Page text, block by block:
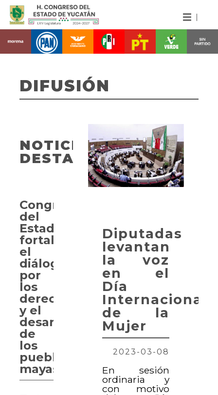
DIFUSIÓN
Diputadas
levantan
la voz
en el
Día
Internacional
de la
Mujer
2023-03-08
En sesión
ordinaria y
con motivo
NOTICIAS
DESTACADAS
Congreso
del
Estado
fortalece
el
diálogo
por
los
derechos
y el
desarrollo
de
los
pueblos
mayas